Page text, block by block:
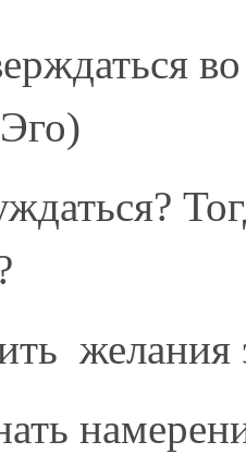
во
желания